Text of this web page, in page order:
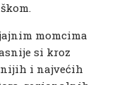
momcima
si kroz
i najvećih